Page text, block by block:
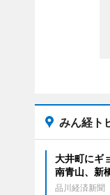
みん経ト
大井町にギ
南青山、新
品川経済新聞